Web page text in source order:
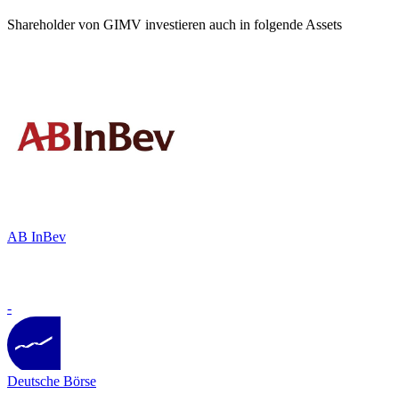
Shareholder von GIMV investieren auch in folgende Assets
AB InBev
-
Deutsche Börse